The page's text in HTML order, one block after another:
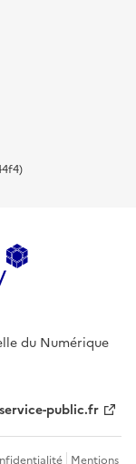
du Numérique
service-public.fr
Mentions